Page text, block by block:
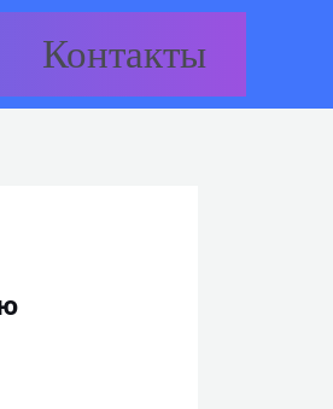
Контакты